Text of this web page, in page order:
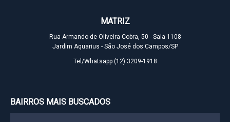
MATRIZ
Rua Armando de Oliveira Cobra, 50 - Sala 1108
Jardim Aquarius - São José dos Campos/SP
Tel/Whatsapp (12) 3209-1918
BAIRROS MAIS BUSCADOS